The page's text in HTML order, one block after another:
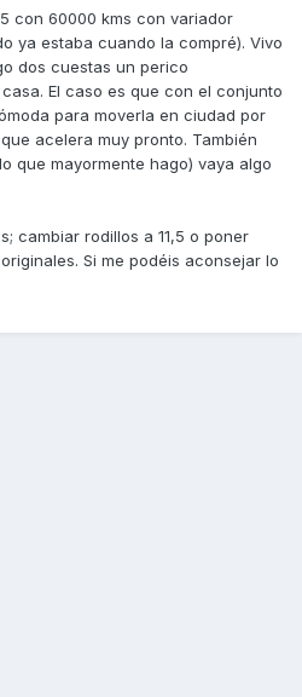
con 60000 kms con variador
ya estaba cuando la compré). Vivo
dos cuestas un perico
El caso es que con el conjunto
para moverla en ciudad por
acelera muy pronto. También
que mayormente hago) vaya algo
cambiar rodillos a 11,5 o poner
Si me podéis aconsejar lo